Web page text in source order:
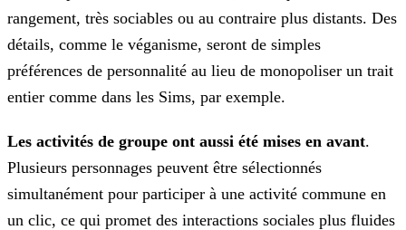
rangement, très sociables ou au contraire plus distants. Des
détails, comme le véganisme, seront de simples
préférences de personnalité au lieu de monopoliser un trait
entier comme dans les Sims, par exemple.
Les activités de groupe ont aussi été mises en avant.
Plusieurs personnages peuvent être sélectionnés
simultanément pour participer à une activité commune en
un clic, ce qui promet des interactions sociales plus fluides